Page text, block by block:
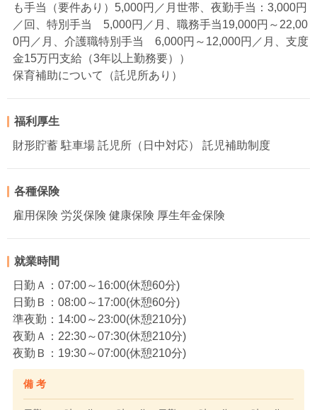
も手当（要件あり）5,000円／月世帯、夜勤手当：3,000円
／回、特別手当 5,000円／月、職務手当19,000円～22,00
0円／月、介護職特別手当 6,000円～12,000円／月、支度
金15万円支給（3年以上勤務要））
保育補助について（託児所あり）
福利厚生
財形貯蓄 駐車場 託児所（日中対応） 託児補助制度
各種保険
雇用保険 労災保険 健康保険 厚生年金保険
就業時間
日勤Ａ：07:00～16:00(休憩60分)
日勤Ｂ：08:00～17:00(休憩60分)
準夜勤：14:00～23:00(休憩210分)
夜勤Ａ：22:30～07:30(休憩210分)
夜勤Ｂ：19:30～07:00(休憩210分)
備 考